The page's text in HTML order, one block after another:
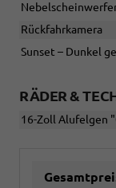
Rückfahrkamera
Sunset – Dunkel
RÄDER &
16-Zoll Alufelgen